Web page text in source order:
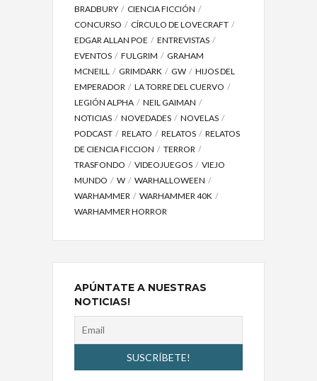
BRADBURY
CIENCIA FICCIÓN
CONCURSO
CÍRCULO DE LOVECRAFT
EDGAR ALLAN POE
ENTREVISTAS
EVENTOS
FULGRIM
GRAHAM
MCNEILL
GRIMDARK GW
HIJOS DEL
EMPERADOR
LA TORRE DEL CUERVO
LEGIÓN ALPHA
NEIL GAIMAN
NOTICIAS
NOVEDADES
NOVELAS
PODCAST
RELATO RELATOS
RELATOS
DE CIENCIA FICCION
TERROR
TRASFONDO
VIDEOJUEGOS
VIEJO
MUNDO
W
WARHALLOWEEN
WARHAMMER
WARHAMMER 40K
WARHAMMER HORROR
APÚNTATE A NUESTRAS
NOTICIAS!